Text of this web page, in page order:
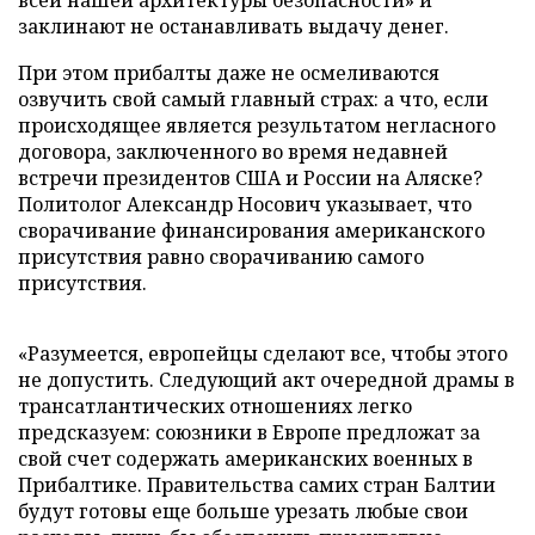
заклинают не останавливать выдачу денег.
При этом прибалты даже не осмеливаются
озвучить свой самый главный страх: а что, если
происходящее является результатом негласного
договора, заключенного во время недавней
встречи президентов США и России на Аляске?
Политолог Александр Носович указывает, что
сворачивание финансирования американского
присутствия равно сворачиванию самого
присутствия.
«Разумеется, европейцы сделают все, чтобы этого
не допустить. Следующий акт очередной драмы в
трансатлантических отношениях легко
предсказуем: союзники в Европе предложат за
свой счет содержать американских военных в
Прибалтике. Правительства самих стран Балтии
будут готовы еще больше урезать любые свои